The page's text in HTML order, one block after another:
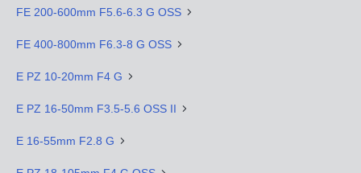
FE 200-600mm F5.6-6.3 G OSS
FE 400-800mm F6.3-8 G OSS
E PZ 10-20mm F4 G
E PZ 16-50mm F3.5-5.6 OSS II
E 16-55mm F2.8 G